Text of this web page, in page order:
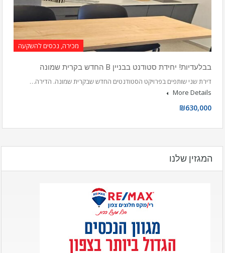
מכירה, נכסים להשקעה
בבלעדיות! יחידת סטודנט בבניין B החדש בקרית שמונה
דירת שני שותפים בפרויקט הסטודנטים החדש שבקרית שמונה. הדירה…
More Details
₪630,000
המגזין שלנו